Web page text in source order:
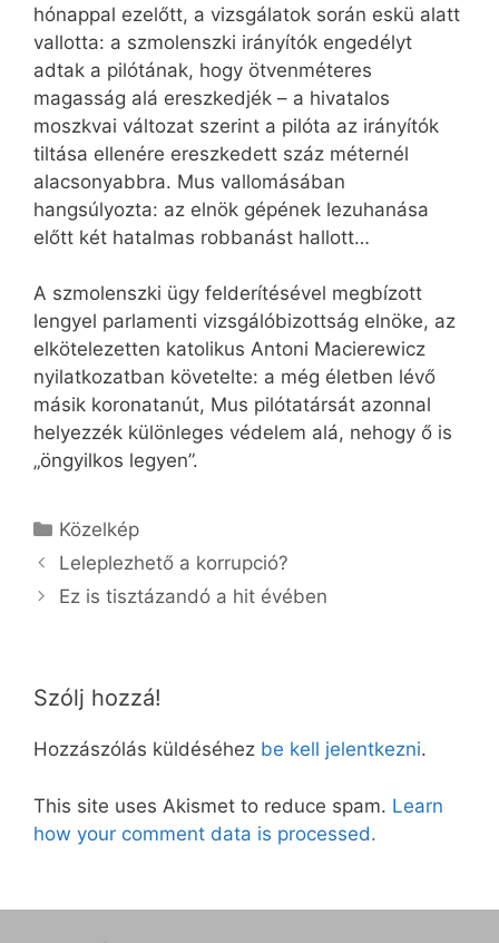
hónappal ezelőtt, a vizsgálatok során eskü alatt
vallotta: a szmolenszki irányítók engedélyt
adtak a pilótának, hogy ötvenméteres
magasság alá ereszkedjék – a hivatalos
moszkvai változat szerint a pilóta az irányítók
tiltása ellenére ereszkedett száz méternél
alacsonyabbra. Mus vallomásában
hangsúlyozta: az elnök gépének lezuhanása
előtt két hatalmas robbanást hallott…
A szmolenszki ügy felderítésével megbízott
lengyel parlamenti vizsgálóbizottság elnöke, az
elkötelezetten katolikus Antoni Macierewicz
nyilatkozatban követelte: a még életben lévő
másik koronatanút, Mus pilótatársát azonnal
helyezzék különleges védelem alá, nehogy ő is
„öngyilkos legyen”.
Kategória
Közelkép
Leleplezhető a korrupció?
Ez is tisztázandó a hit évében
Szólj hozzá!
Hozzászólás küldéséhez be kell jelentkezni.
This site uses Akismet to reduce spam. Learn
how your comment data is processed.